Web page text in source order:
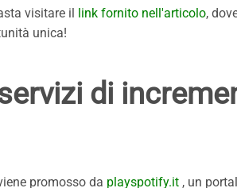
visitare il link fornito nell'articolo,
unica!
di
promosso da playspotify.it , un